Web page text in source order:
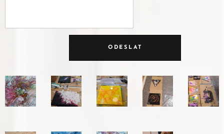
ODESLAT